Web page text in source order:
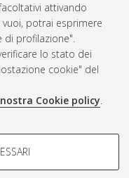
attivando
potrai esprimere
di profilazione".
lo stato dei
cookie" del
Cookie policy.